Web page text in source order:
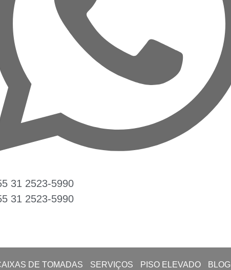
31 2523-5990
31 2523-5990
DE TOMADAS SERVIÇOS PISO ELEVADO BLOG